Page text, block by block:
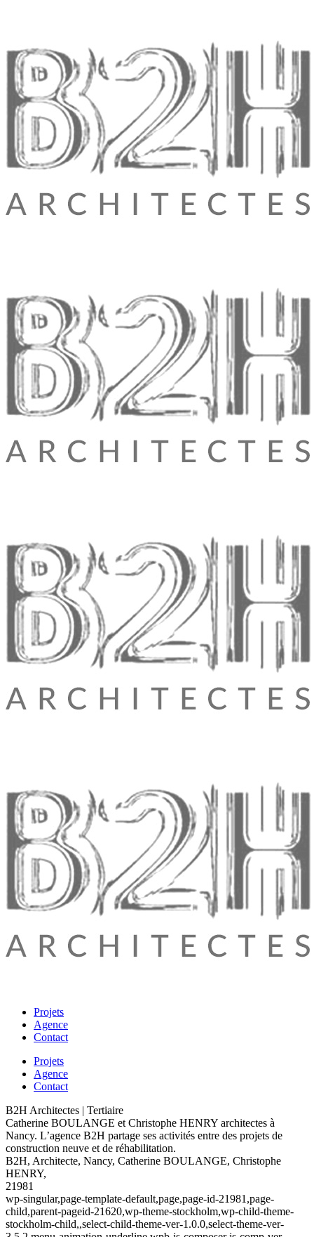
Projets
Agence
Contact
Projets
Agence
Contact
B2H Architectes | Tertiaire
Catherine BOULANGE et Christophe HENRY architectes à
Nancy. L’agence B2H partage ses activités entre des projets de
construction neuve et de réhabilitation.
B2H, Architecte, Nancy, Catherine BOULANGE, Christophe
HENRY,
21981
wp-singular,page-template-default,page,page-id-21981,page-
child,parent-pageid-21620,wp-theme-stockholm,wp-child-theme-
stockholm-child,,select-child-theme-ver-1.0.0,select-theme-ver-